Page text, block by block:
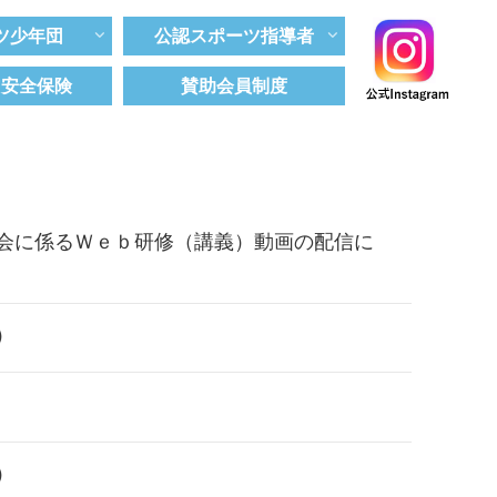
少年団 公認スポーツ指導者
全保険 賛助会員制度
に係るＷｅｂ研修（講義）動画の配信に